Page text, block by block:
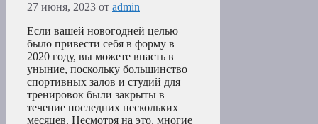
27 июня, 2023 от admin
Если вашей новогодней целью
было привести себя в форму в
2020 году, вы можете впасть в
уныние, поскольку большинство
спортивных залов и студий для
тренировок были закрыты в
течение последних нескольких
месяцев. Несмотря на это, многие